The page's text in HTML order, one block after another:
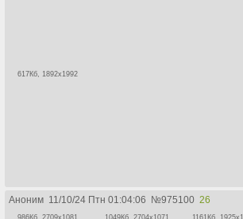
617Кб, 1892x1992
Аноним 11/10/24 Птн 01:04:06 №975100 26